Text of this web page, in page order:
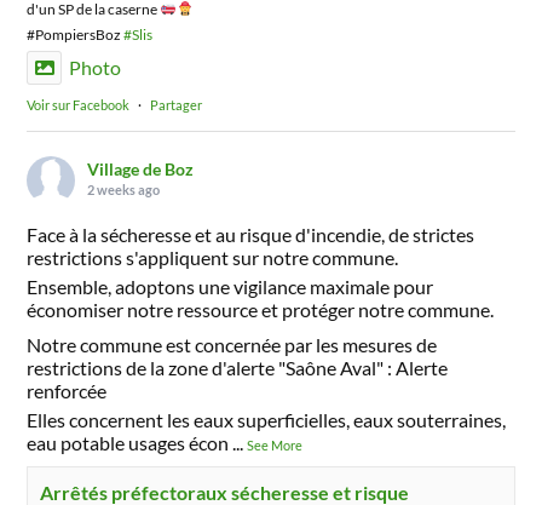
d'un SP de la caserne
#PompiersBoz#Slis
Photo
Voir sur Facebook · Partager
Village de Boz
2 weeks ago
Face à la sécheresse et au risque d'incendie, de strictes
restrictions s'appliquent sur notre commune.
Ensemble, adoptons une vigilance maximale pour
économiser notre ressource et protéger notre commune.
Notre commune est concernée par les mesures de
restrictions de la zone d'alerte "Saône Aval" : Alerte
renforcée
Elles concernent les eaux superficielles, eaux souterraines,
eau potable usages écon
...See More
Arrêtés préfectoraux sécheresse et risque